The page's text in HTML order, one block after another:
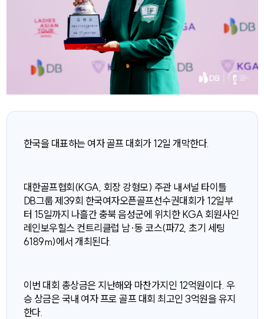
한국을 대표하는 여자 골프 대회가 12일 개막한다.
대한골프협회(KGA, 회장 강형모) 주관 내셔널 타이틀
DB그룹 제39회 한국여자오픈골프선수권대회가 12일부
터 15일까지 나흘간 충북 음성군에 위치한 KGA 회원사인
레인보우힐스 컨트리클럽 남·동 코스(파72, 초기 세팅
6189m)에서 개최된다.
이번 대회 총상금은 지난해와 마찬가지인 12억원이다. 우
승 상금은 국내 여자 프로 골프 대회 최고인 3억원을 유지
한다.